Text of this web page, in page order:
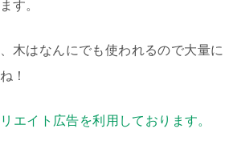
す。
木はなんにでも使われるので大量に
！
エイト広告を利用しております。